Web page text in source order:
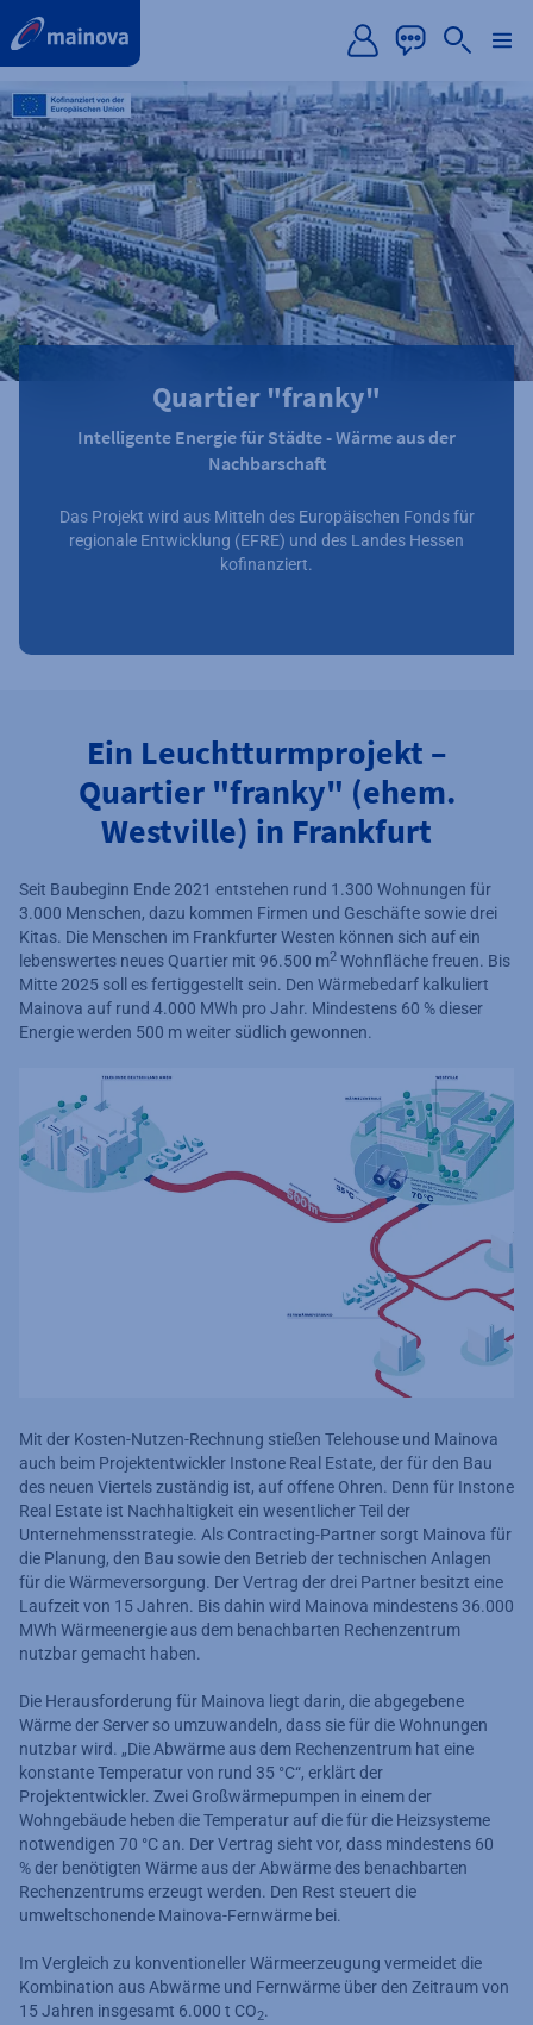
Quartier "franky"
Intelligente Energie für Städte - Wärme aus der
Nachbarschaft
Das Projekt wird aus Mitteln des Europäischen Fonds für
regionale Entwicklung (EFRE) und des Landes Hessen
kofinanziert.
Ein Leuchtturmprojekt –
Quartier "franky" (ehem.
Westville) in Frankfurt
Seit Baubeginn Ende 2021 entstehen rund 1.300 Wohnungen für
3.000 Menschen, dazu kommen Firmen und Geschäfte sowie drei
Kitas. Die Menschen im Frankfurter Westen können sich auf ein
lebenswertes neues Quartier mit 96.500 m2 Wohnfläche freuen. Bis
Mitte 2025 soll es fertiggestellt sein. Den Wärmebedarf kalkuliert
Mainova auf rund 4.000 MWh pro Jahr. Mindestens 60 % dieser
Energie werden 500 m weiter südlich gewonnen.
Mit der Kosten-Nutzen-Rechnung stießen Telehouse und Mainova
auch beim Projektentwickler Instone Real Estate, der für den Bau
des neuen Viertels zuständig ist, auf offene Ohren. Denn für Instone
Real Estate ist Nachhaltigkeit ein wesentlicher Teil der
Unternehmensstrategie. Als Contracting-Partner sorgt Mainova für
die Planung, den Bau sowie den Betrieb der technischen Anlagen
für die Wärmeversorgung. Der Vertrag der drei Partner besitzt eine
Laufzeit von 15 Jahren. Bis dahin wird Mainova mindestens 36.000
MWh Wärmeenergie aus dem benachbarten Rechenzentrum
nutzbar gemacht haben.
Die Herausforderung für Mainova liegt darin, die abgegebene
Wärme der Server so umzuwandeln, dass sie für die Wohnungen
nutzbar wird. „Die Abwärme aus dem Rechenzentrum hat eine
konstante Temperatur von rund 35 °C“, erklärt der
Projektentwickler. Zwei Großwärmepumpen in einem der
Wohngebäude heben die Temperatur auf die für die Heizsysteme
notwendigen 70 °C an. Der Vertrag sieht vor, dass mindestens 60
% der benötigten Wärme aus der Abwärme des benachbarten
Rechenzentrums erzeugt werden. Den Rest steuert die
umweltschonende Mainova-Fernwärme bei.
Im Vergleich zu konventioneller Wärmeerzeugung vermeidet die
Kombination aus Abwärme und Fernwärme über den Zeitraum von
15 Jahren insgesamt 6.000 t CO2.